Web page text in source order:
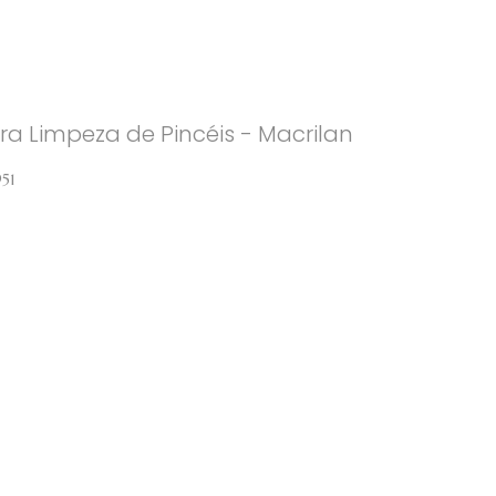
Limpeza de Pincéis - Macrilan